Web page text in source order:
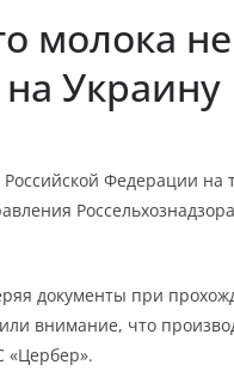
молока
Украину
Федерации
документы при
внимание, что
«Цербер».